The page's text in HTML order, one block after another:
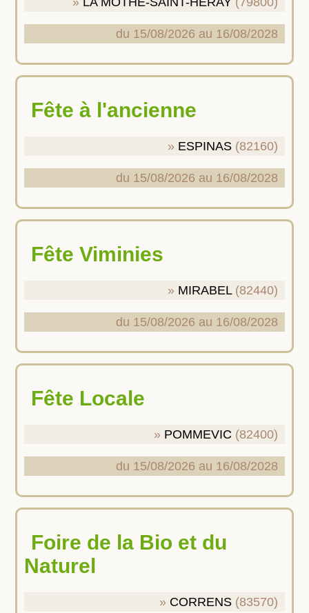
du 15/08/2026 au 16/08/2028
Fête à l'ancienne
ESPINAS (82160)
du 15/08/2026 au 16/08/2028
Fête Viminies
MIRABEL(82440)
du 15/08/2026 au 16/08/2028
Fête Locale
POMMEVIC (82400)
du 15/08/2026 au 16/08/2028
Foire de la Bio et du
Naturel
CORRENS (83570)